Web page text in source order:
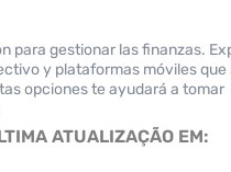
para gestionar las finanzas.
y plataformas móviles que
opciones te ayudará a tomar
ATUALIZAÇÃO EM: